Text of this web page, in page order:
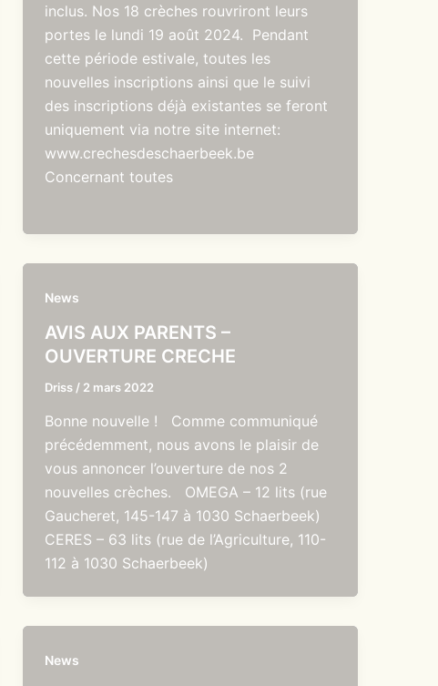
inclus. Nos 18 crèches rouvriront leurs
portes le lundi 19 août 2024. Pendant
cette période estivale, toutes les
nouvelles inscriptions ainsi que le suivi
des inscriptions déjà existantes se feront
uniquement via notre site internet:
www.crechesdeschaerbeek.be
Concernant toutes
News
AVIS AUX PARENTS –
OUVERTURE CRECHE
Driss / 2 mars 2022
Bonne nouvelle ! Comme communiqué
précédemment, nous avons le plaisir de
vous annoncer l’ouverture de nos 2
nouvelles crèches. OMEGA – 12 lits (rue
Gaucheret, 145-147 à 1030 Schaerbeek)
CERES – 63 lits (rue de l’Agriculture, 110-
112 à 1030 Schaerbeek)
News